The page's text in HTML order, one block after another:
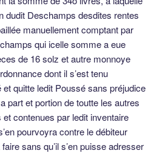
dudit Deschamps desdites rentes
manuellement comptant par
qui icelle somme a eue
de 16 solz et autre monnoye
dont il s’est tenu
quitte ledit Poussé sans préjudice
part et portion de toutte les autres
contenues par ledit inventaire
pourvoyra contre le débiteur
sans qu’il s’en puisse adresser